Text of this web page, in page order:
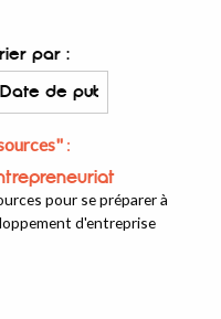
par :
:
pour se préparer à
d'entreprise